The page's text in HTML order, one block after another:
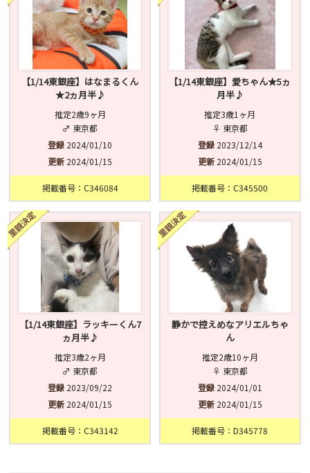
【1/14東銀座】はなまるくん
★2ヵ月半♪
推定2歳9ヶ月
♂ 東京都
登録 2024/01/10
更新 2024/01/15
掲載番号：C346084
【1/14東銀座】愛ちゃん★5ヵ
月半♪
推定3歳1ヶ月
♀ 東京都
登録2023/12/14
更新2024/01/15
掲載番号：C345500
【1/14東銀座】ラッキーくん7
ヵ月半♪
推定3歳2ヶ月
♂ 東京都
登録 2023/09/22
更新 2024/01/15
掲載番号：C343142
静かで控えめなアリエルちゃ
ん
推定2歳10ヶ月
♀ 東京都
登録2024/01/01
更新2024/01/15
掲載番号：D345778